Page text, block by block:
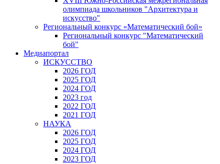
олимпиада школьников "Архитектура и
искусство"
Региональный конкурс «Математический бой»
Региональный конкурс "Математический
бой"
Медиапортал
ИСКУССТВО
2026 ГОД
2025 ГОД
2024 ГОД
2023 год
2022 ГОД
2021 ГОД
НАУКА
2026 ГОД
2025 ГОД
2024 ГОД
2023 ГОД